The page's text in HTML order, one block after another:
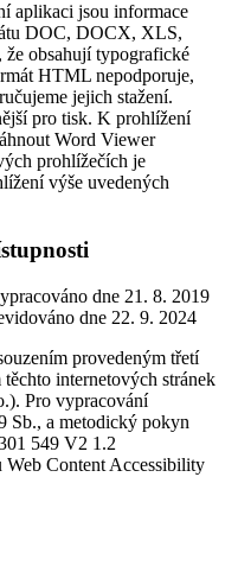
aplikaci jsou informace
DOC, DOCX, XLS,
obsahují typografické
HTML nepodporuje,
jejich stažení.
pro tisk. K prohlížení
Word Viewer
prohlížečích je
výše uvedených
dne 21. 8. 2019
dne 22. 9. 2024
provedeným třetí
internetových stránek
Pro vypracování
Sb., a metodický pokyn
549 V2 1.2
Web Content Accessibility